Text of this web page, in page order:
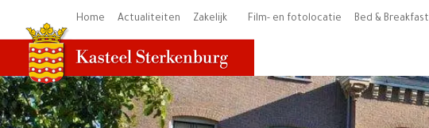
inhoud
Home Actualiteiten Zakelijk Film- en fotolocatie Bed & Breakfast